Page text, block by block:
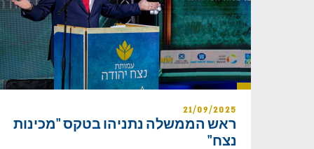
21/09/2025
ראש הממשלה נתניהו בטקס "מכינות
נצח"